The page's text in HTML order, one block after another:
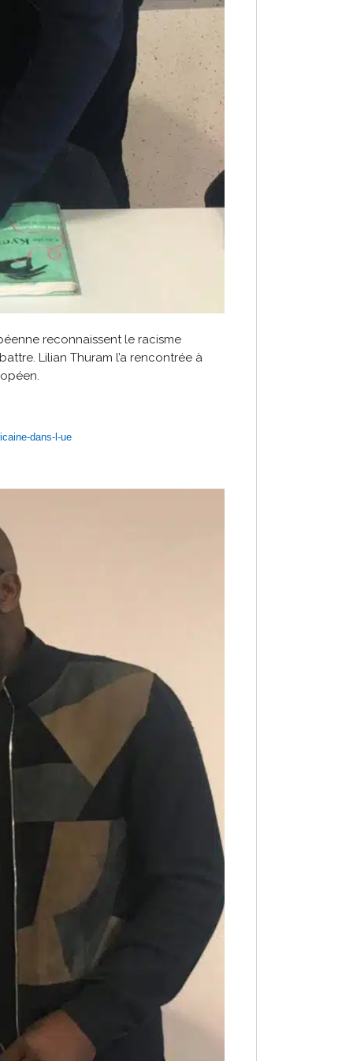
reconnaissent le racisme
Lilian Thuram l’a rencontrée à
dans-l-ue